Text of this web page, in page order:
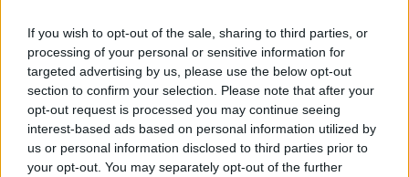
If you wish to opt-out of the sale, sharing to third parties, or
processing of your personal or sensitive information for
targeted advertising by us, please use the below opt-out
section to confirm your selection. Please note that after your
opt-out request is processed you may continue seeing
interest-based ads based on personal information utilized by
us or personal information disclosed to third parties prior to
your opt-out. You may separately opt-out of the further
Ισχυρός σεισμός στην Κολομβία: Αυξάνεται συνεχώς ο
αριθμός των νεκρών, ανάμεσά τους και παιδιά
19:24
Τελικός Super Cup: Τί απαντά ο πρόεδρος της ΕΠΣΗ Νίκος
Τζώρτζογλου στα περί "αποκλεισμού" του Συλλόγου
Αλατσατιανών